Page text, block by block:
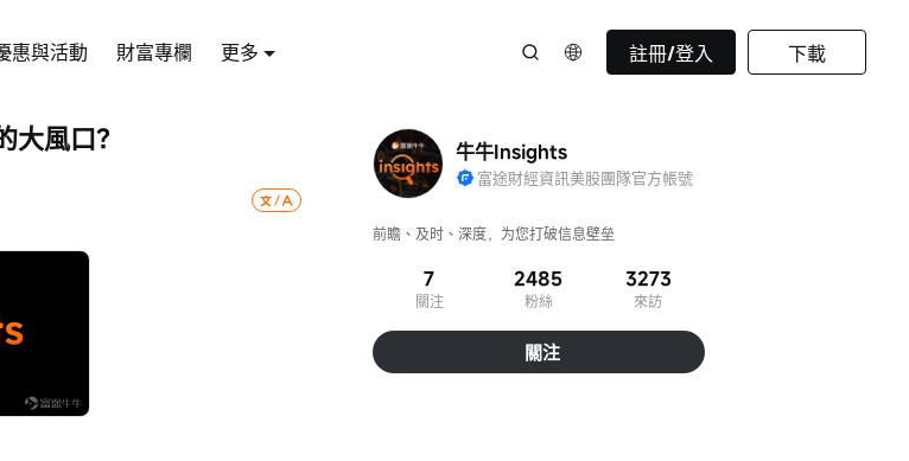
惠與活動 財富專欄 更多 註冊/登入 下載
風口？ 牛牛Insights
富途財經資訊美股團隊官方帳號
前瞻、及时、深度，为您打破信息壁垒
7
關注
2485
粉絲
3273
來訪
關注